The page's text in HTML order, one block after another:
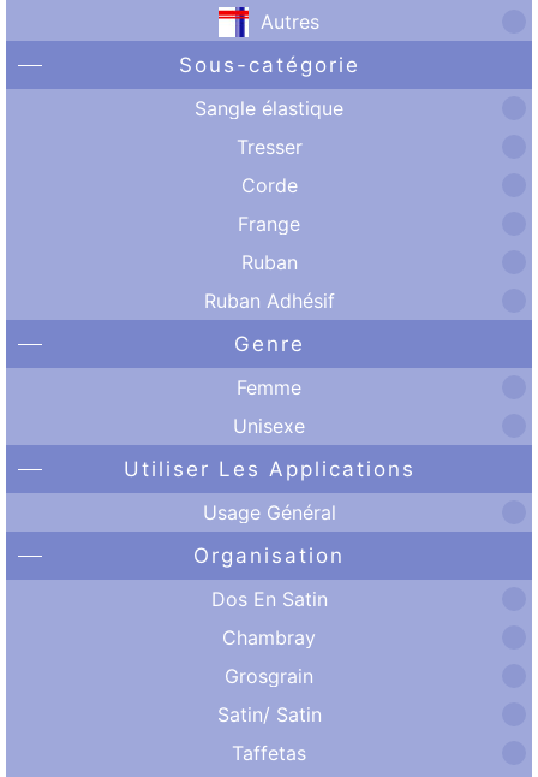
Autres
Sous-catégorie
Sangle élastique
Tresser
Corde
Frange
Ruban
Ruban Adhésif
Genre
Femme
Unisexe
Utiliser Les Applications
Usage Général
Organisation
Dos En Satin
Chambray
Grosgrain
Satin/ Satin
Taffetas